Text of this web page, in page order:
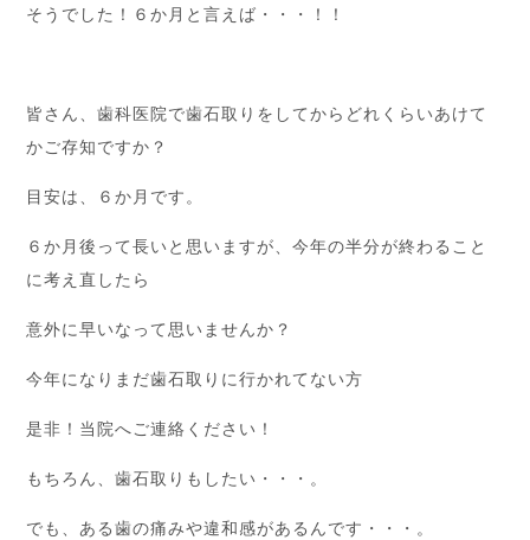
そうでした！６か月と言えば・・・！！
皆さん、歯科医院で歯石取りをしてからどれくらいあけて
かご存知ですか？
目安は、６か月です。
６か月後って長いと思いますが、今年の半分が終わること
に考え直したら
意外に早いなって思いませんか？
今年になりまだ歯石取りに行かれてない方
是非！当院へご連絡ください！
もちろん、歯石取りもしたい・・・。
でも、ある歯の痛みや違和感があるんです・・・。